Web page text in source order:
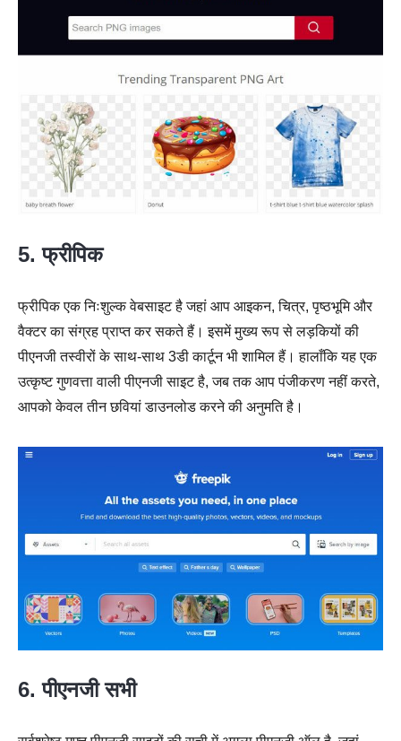
5. फ्रीपिक
फ्रीपिक एक निःशुल्क वेबसाइट है जहां आप आइकन, चित्र, पृष्ठभूमि और
वैक्टर का संग्रह प्राप्त कर सकते हैं। इसमें मुख्य रूप से लड़कियों की
पीएनजी तस्वीरों के साथ-साथ 3डी कार्टून भी शामिल हैं। हालाँकि यह एक
उत्कृष्ट गुणवत्ता वाली पीएनजी साइट है, जब तक आप पंजीकरण नहीं करते,
आपको केवल तीन छवियां डाउनलोड करने की अनुमति है।
6. पीएनजी सभी